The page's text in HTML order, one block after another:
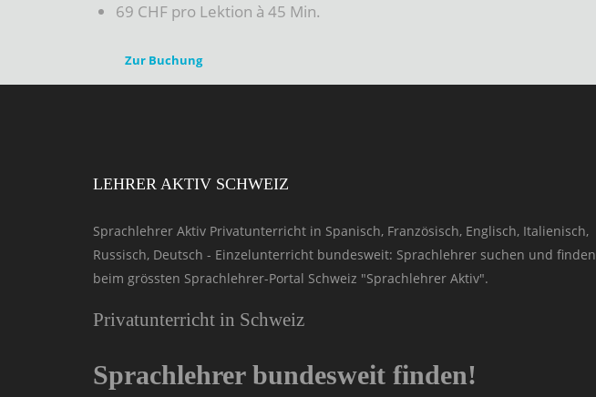
69 CHF pro Lektion à 45 Min.
Zur Buchung
LEHRER AKTIV SCHWEIZ
Sprachlehrer Aktiv Privatunterricht in Spanisch, Französisch, Englisch, Italienisch,
Russisch, Deutsch - Einzelunterricht bundesweit: Sprachlehrer suchen und finden
beim grössten Sprachlehrer-Portal Schweiz "Sprachlehrer Aktiv".
Privatunterricht in Schweiz
Sprachlehrer bundesweit finden!